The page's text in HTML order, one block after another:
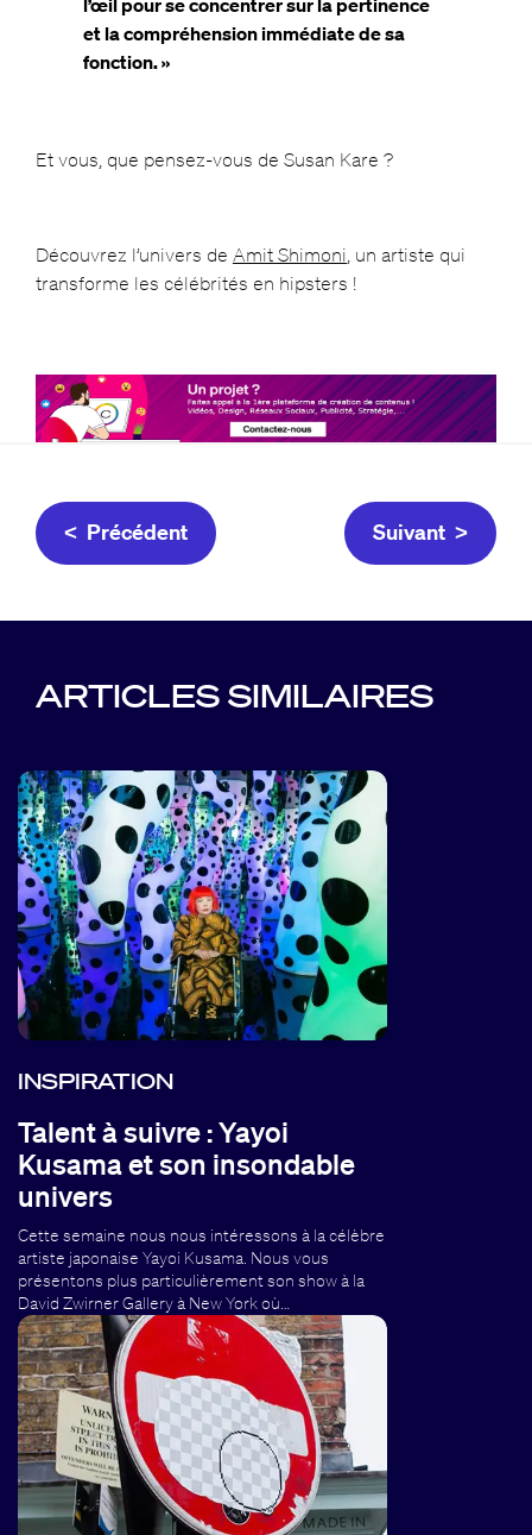
et la compréhension immédiate de sa
fonction. »
Et vous, que pensez-vous de Susan Kare ?
Découvrez l’univers de Amit Shimoni , un artiste qui
transforme les célébrités en hipsters !
< Précédent Suivant >
ARTICLES SIMILAIRES
INSPIRATION
Talent à suivre : Yayoi
Kusama et son insondable
univers
Cette semaine nous nous intéressons à la célèbre
artiste japonaise Yayoi Kusama. Nous vous
présentons plus particulièrement son show à la
David Zwirner Gallery à New York où…